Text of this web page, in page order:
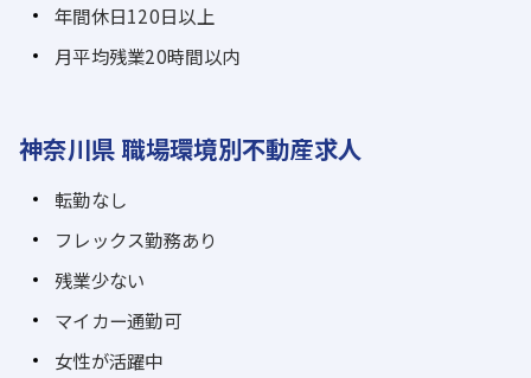
年間休日120日以上
月平均残業20時間以内
神奈川県 職場環境別不動産求人
転勤なし
フレックス勤務あり
残業少ない
マイカー通勤可
女性が活躍中